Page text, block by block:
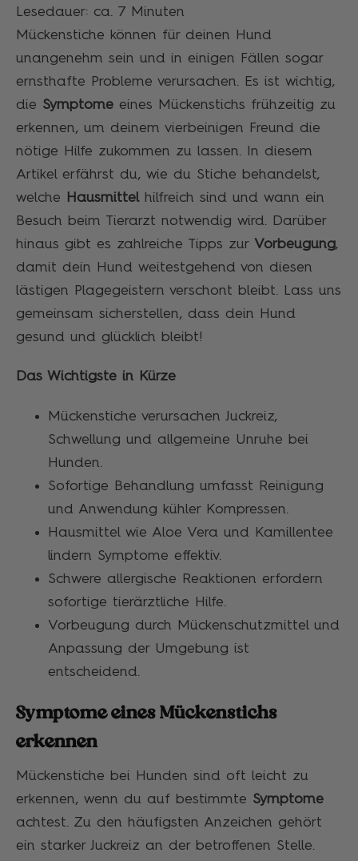
Lesedauer: ca. 7 Minuten
Mückenstiche können für deinen Hund
unangenehm sein und in einigen Fällen sogar
ernsthafte Probleme verursachen. Es ist wichtig,
die Symptome eines Mückenstichs frühzeitig zu
erkennen, um deinem vierbeinigen Freund die
nötige Hilfe zukommen zu lassen. In diesem
Artikel erfährst du, wie du Stiche behandelst,
welche
Hausmittelhilfreich sind und wann ein
Besuch beim Tierarzt notwendig wird. Darüber
hinaus gibt es zahlreiche Tipps zur Vorbeugung,
damit dein Hund weitestgehend von diesen
lästigen Plagegeistern verschont bleibt. Lass uns
gemeinsam sicherstellen, dass dein Hund
gesund und glücklich bleibt!
Das Wichtigste in Kürze
Mückenstiche verursachen Juckreiz,
Schwellung und allgemeine Unruhe bei
Hunden.
Sofortige Behandlung umfasst Reinigung
und Anwendung kühler Kompressen.
Hausmittel wie Aloe Vera und Kamillentee
lindern Symptome effektiv.
Schwere allergische Reaktionen erfordern
sofortige tierärztliche Hilfe.
Vorbeugung durch Mückenschutzmittel und
Anpassung der Umgebung ist
entscheidend.
Symptome eines Mückenstichs
erkennen
Mückenstiche bei Hunden sind oft leicht zu
erkennen, wenn du auf bestimmte Symptome
achtest. Zu den häufigsten Anzeichen gehört
ein starker Juckreiz an der betroffenen Stelle.